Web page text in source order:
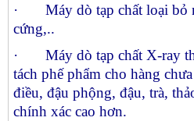
· Máy dò tạp chất loại bỏ
cứng,..
· Máy dò tạp chất X-ray
tách phế phẩm cho hàng
điều, đậu phộng, đậu, trà,
chính xác cao hơn.